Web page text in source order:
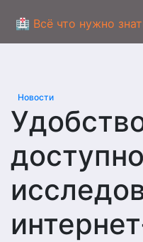
🏥 Всё что нужно
Новости